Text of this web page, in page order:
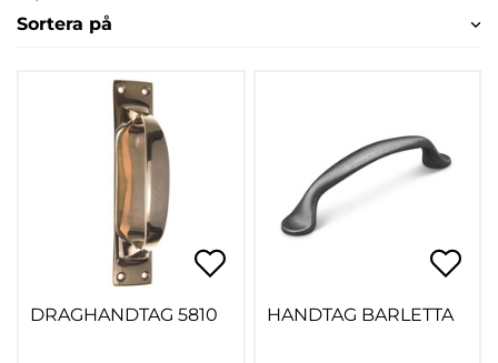
Sortera på
DRAGHANDTAG 5810 HANDTAG BARLETTA